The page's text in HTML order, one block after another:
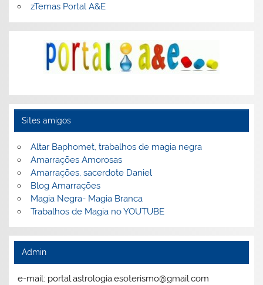
zTemas Portal A&E
Sites amigos
Altar Baphomet, trabalhos de magia negra
Amarrações Amorosas
Amarrações, sacerdote Daniel
Blog Amarrações
Magia Negra- Magia Branca
Trabalhos de Magia no YOUTUBE
Admin
e-mail: portal.astrologia.esoterismo@gmail.com